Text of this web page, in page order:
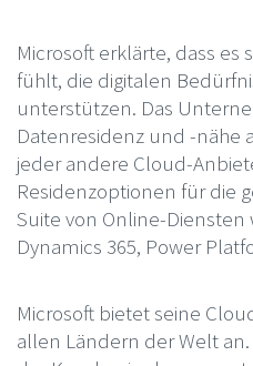
Microsoft erklärte, dass
fühlt, die digitalen
unterstützen. Das
Datenresidenz und -nähe
jeder andere Cloud-
Residenzoptionen für die
Suite von Online-Diensten
Dynamics 365, Power
Microsoft bietet seine
allen Ländern der Welt